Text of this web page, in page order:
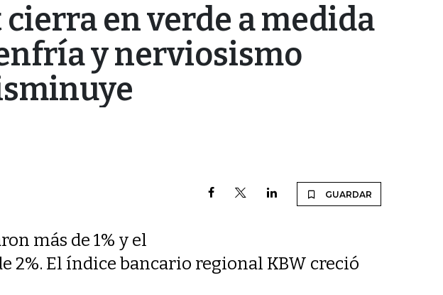
en verde a medida
y nerviosismo
GUARDAR
más de 1% y el
2%. El índice bancario regional KBW creció